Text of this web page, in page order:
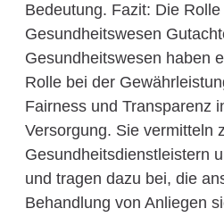
Bedeutung. Fazit: Die
Gesundheitswesen
Gesundheitswesen haben
Rolle bei der
Fairness und Transparenz
Versorgung. Sie vermitteln
Gesundheitsdienstleistern
und tragen dazu bei, die
Behandlung von Anliegen